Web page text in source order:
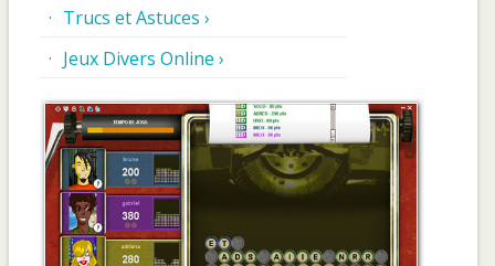
Trucs et Astuces ›
Jeux Divers Online ›